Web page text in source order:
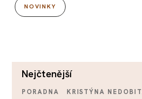
NOVINKY
nejčtenější
PORADNA KRISTÝNA